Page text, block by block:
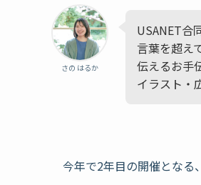
さの はるか
USANET合
言葉を超え
伝えるお手
イラスト・
今年で2年目の開催となる